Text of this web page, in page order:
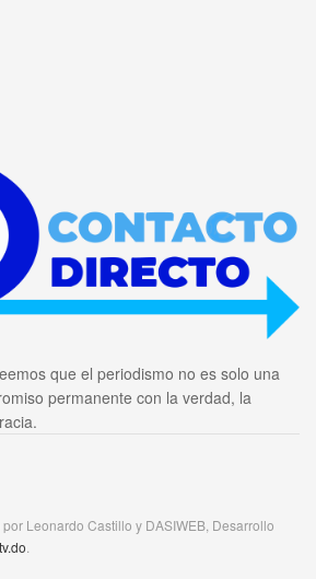
que el periodismo no es solo una
permanente con la verdad, la
Leonardo Castillo y DASIWEB, Desarrollo